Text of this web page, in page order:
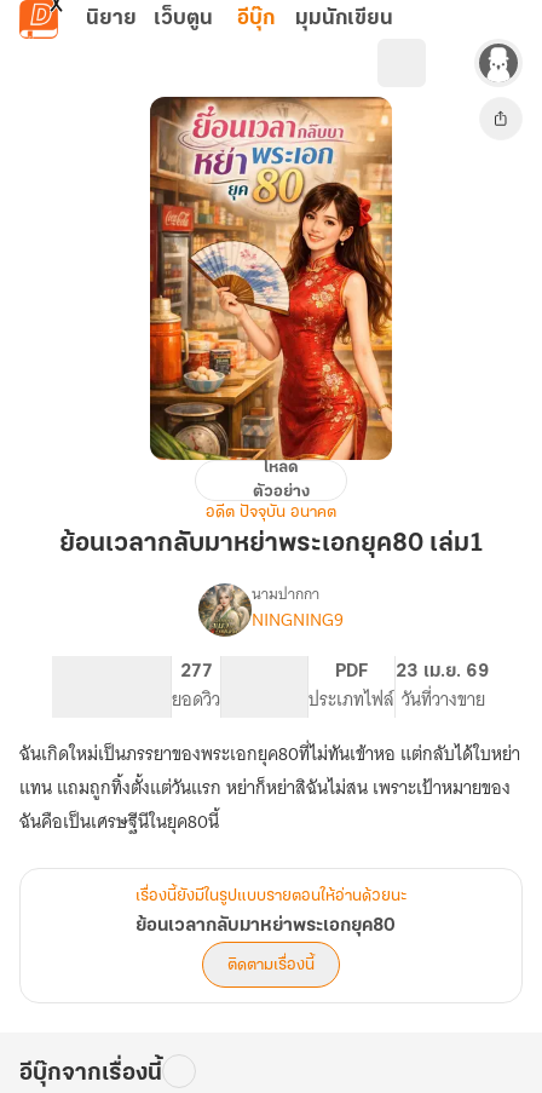
ข้ามไปยังเนื้อหาหลัก
นิยาย เว็บตูน อีบุ๊ก มุมนักเขียน
กลับ
พระเอก
เล่ม1
โหลด
ตัวอย่าง
อดีต ปัจจุบัน อนาคต
ย้อนเวลากลับมาหย่าพระเอกยุค80 เล่ม1
เรื่อง
พระเอก
ยุค80
นามปากกา
NINGNING9
277
ยอดวิว
PDF
ประเภทไฟล์
23 เม.ย. 69
วันที่วางขาย
ฉันเกิดใหม่เป็นภรรยาของพระเอกยุค80ที่ไม่ทันเข้าหอ แต่กลับได้ใบหย่า
แทน แถมถูกทิ้งตั้งแต่วันแรก หย่าก็หย่าสิฉันไม่สน เพราะเป้าหมายของ
ฉันคือเป็นเศรษฐีนีในยุค80นี้
เรื่องนี้ยังมีในรูปแบบรายตอนให้อ่านด้วยนะ
ย้อนเวลากลับมาหย่าพระเอกยุค80
ติดตามเรื่องนี้
อีบุ๊กจากเรื่องนี้